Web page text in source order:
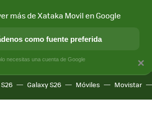
Y SOCIEDAD APLICACIONES
Galaxy S26 Móviles Movistar
×
más de Xataka Movil en Google
como fuente preferida
necesitas una cuenta de Google